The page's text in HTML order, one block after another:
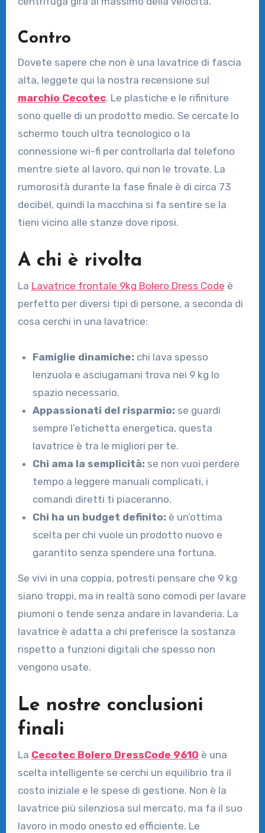
Contro
Dovete sapere che non è una lavatrice di fascia
alta, leggete qui la nostra recensione sul
marchio Cecotec. Le plastiche e le rifiniture
sono quelle di un prodotto medio. Se cercate lo
schermo touch ultra tecnologico o la
connessione wi-fi per controllarla dal telefono
mentre siete al lavoro, qui non le trovate. La
rumorosità durante la fase finale è di circa 73
decibel, quindi la macchina si fa sentire se la
tieni vicino alle stanze dove riposi.
A chi è rivolta
La Lavatrice frontale 9kg Bolero Dress Code è
perfetto per diversi tipi di persone, a seconda di
cosa cerchi in una lavatrice:
Famiglie dinamiche: chi lava spesso
lenzuola e asciugamani trova nei 9 kg lo
spazio necessario.
Appassionati del risparmio: se guardi
sempre l’etichetta energetica, questa
lavatrice è tra le migliori per te.
Chi ama la semplicità: se non vuoi perdere
tempo a leggere manuali complicati, i
comandi diretti ti piaceranno.
Chi ha un budget definito: è un’ottima
scelta per chi vuole un prodotto nuovo e
garantito senza spendere una fortuna.
Se vivi in una coppia, potresti pensare che 9 kg
siano troppi, ma in realtà sono comodi per lavare
piumoni o tende senza andare in lavanderia. La
lavatrice è adatta a chi preferisce la sostanza
rispetto a funzioni digitali che spesso non
vengono usate.
Le nostre conclusioni
finali
La Cecotec Bolero DressCode 9610 è una
scelta intelligente se cerchi un equilibrio tra il
costo iniziale e le spese di gestione. Non è la
lavatrice più silenziosa sul mercato, ma fa il suo
lavoro in modo onesto ed efficiente. Le